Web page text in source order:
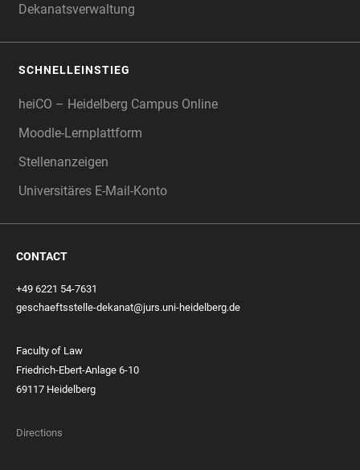
Dekanatsverwaltung
SCHNELLEINSTIEG
heiCO – Heidelberg Campus Online
Moodle-Lernplattform
Stellenanzeigen
Universitäres E-Mail-Konto
CONTACT
+49 6221 54-7631
geschaeftsstelle-dekanat@jurs.uni-heidelberg.de
Faculty of Law
Friedrich-Ebert-Anlage 6-10
69117 Heidelberg
Directions